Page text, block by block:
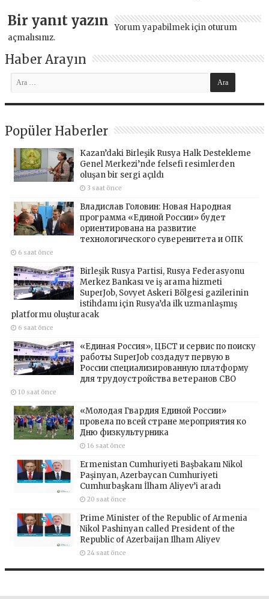
Bir yanıt yazın Yorum yapabilmek için oturum
açmalısınız.
Haber Arayın
Popüler Haberler
Kazan’daki Birleşik Rusya Halk Destekleme
Genel Merkezi’nde felsefi resimlerden
oluşan bir sergi açıldı
3 saat önce
Владислав Головин: Новая Народная
программа «Единой России» будет
ориентирована на развитие
технологического суверенитета и ОПК
6 saat önce
Birleşik Rusya Partisi, Rusya Federasyonu
Merkez Bankası ve iş arama hizmeti
SuperJob, Sovyet Askeri Bölgesi gazilerinin
istihdamı için Rusya’da ilk uzmanlaşmış
platformu oluşturacak
6 saat önce
«Единая Россия», ЦБСТ и сервис по поиску
работы SuperJob создадут первую в
России специализированную платформу
для трудоустройства ветеранов СВО
10 saat önce
«Молодая Гвардия Единой России»
провела по всей стране мероприятия ко
Дню физкультурника
16 saat önce
Ermenistan Cumhuriyeti Başbakanı Nikol
Paşinyan, Azerbaycan Cumhuriyeti
Cumhurbaşkanı İlham Aliyev’i aradı
20 saat önce
Prime Minister of the Republic of Armenia
Nikol Pashinyan called President of the
Republic of Azerbaijan Ilham Aliyev
24 saat önce